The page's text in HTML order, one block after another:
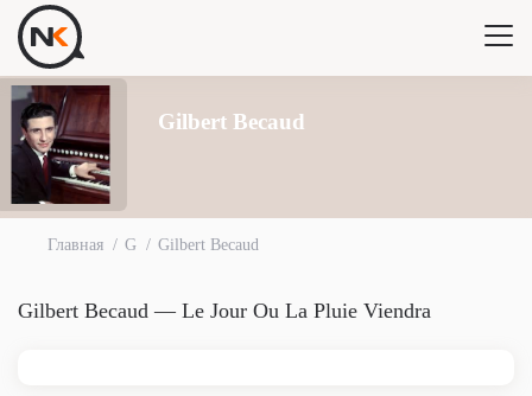
Gilbert Becaud
Главная G Gilbert Becaud
Gilbert Becaud — Le Jour Ou La Pluie Viendra